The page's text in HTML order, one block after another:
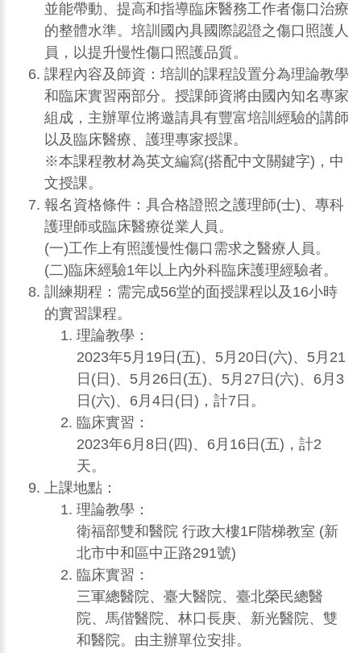
並能帶動、提高和指導臨床醫務工作者傷口治療
的整體水準。培訓國內具國際認證之傷口照護人
員，以提升慢性傷口照護品質。
課程內容及師資：培訓的課程設置分為理論教學
和臨床實習兩部分。授課師資將由國內知名專家
組成，主辦單位將邀請具有豐富培訓經驗的講師
以及臨床醫療、護理專家授課。
※本課程教材為英文編寫(搭配中文關鍵字)，中
文授課。
報名資格條件：具合格證照之護理師(士)、專科
護理師或臨床醫療從業人員。
(一)工作上有照護慢性傷口需求之醫療人員。
(二)臨床經驗1年以上內外科臨床護理經驗者。
訓練期程：需完成56堂的面授課程以及16小時
的實習課程。
理論教學：
2023年5月19日(五)、5月20日(六)、5月21
日(日)、5月26日(五)、5月27日(六)、6月3
日(六)、6月4日(日)，計7日。
臨床實習：
2023年6月8日(四)、6月16日(五)，計2
天。
上課地點：
理論教學：
衛福部雙和醫院 行政大樓1F階梯教室 (新
北市中和區中正路291號)
臨床實習：
三軍總醫院、臺大醫院、臺北榮民總醫
院、馬偕醫院、林口長庚、新光醫院、雙
和醫院。由主辦單位安排。